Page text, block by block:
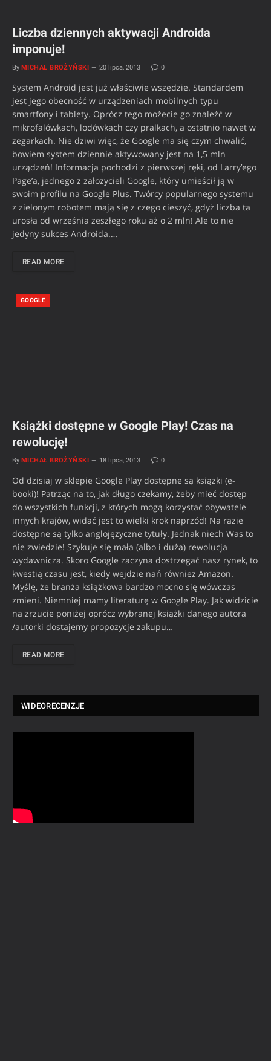
Liczba dziennych aktywacji Androida
imponuje!
By MICHAŁ BROŻYŃSKI 20 lipca, 2013 0
System Android jest już właściwie wszędzie. Standardem
jest jego obecność w urządzeniach mobilnych typu
smartfony i tablety. Oprócz tego możecie go znaleźć w
mikrofalówkach, lodówkach czy pralkach, a ostatnio nawet w
zegarkach. Nie dziwi więc, że Google ma się czym chwalić,
bowiem system dziennie aktywowany jest na 1,5 mln
urządzeń! Informacja pochodzi z pierwszej ręki, od Larry’ego
Page’a, jednego z założycieli Google, który umieścił ją w
swoim profilu na Google Plus. Twórcy popularnego systemu
z zielonym robotem mają się z czego cieszyć, gdyż liczba ta
urosła od września zeszłego roku aż o 2 mln! Ale to nie
jedyny sukces Androida.…
READ MORE
GOOGLE
Książki dostępne w Google Play! Czas na
rewolucję!
By MICHAŁ BROŻYŃSKI 18 lipca, 2013 0
Od dzisiaj w sklepie Google Play dostępne są książki (e-
booki)! Patrząc na to, jak długo czekamy, żeby mieć dostęp
do wszystkich funkcji, z których mogą korzystać obywatele
innych krajów, widać jest to wielki krok naprzód! Na razie
dostępne są tylko anglojęzyczne tytuły. Jednak niech Was to
nie zwiedzie! Szykuje się mała (albo i duża) rewolucja
wydawnicza. Skoro Google zaczyna dostrzegać nasz rynek, to
kwestią czasu jest, kiedy wejdzie nań również Amazon.
Myślę, że branża książkowa bardzo mocno się wówczas
zmieni. Niemniej mamy literaturę w Google Play. Jak widzicie
na zrzucie poniżej oprócz wybranej książki danego autora
/autorki dostajemy propozycje zakupu…
READ MORE
WIDEORECENZJE